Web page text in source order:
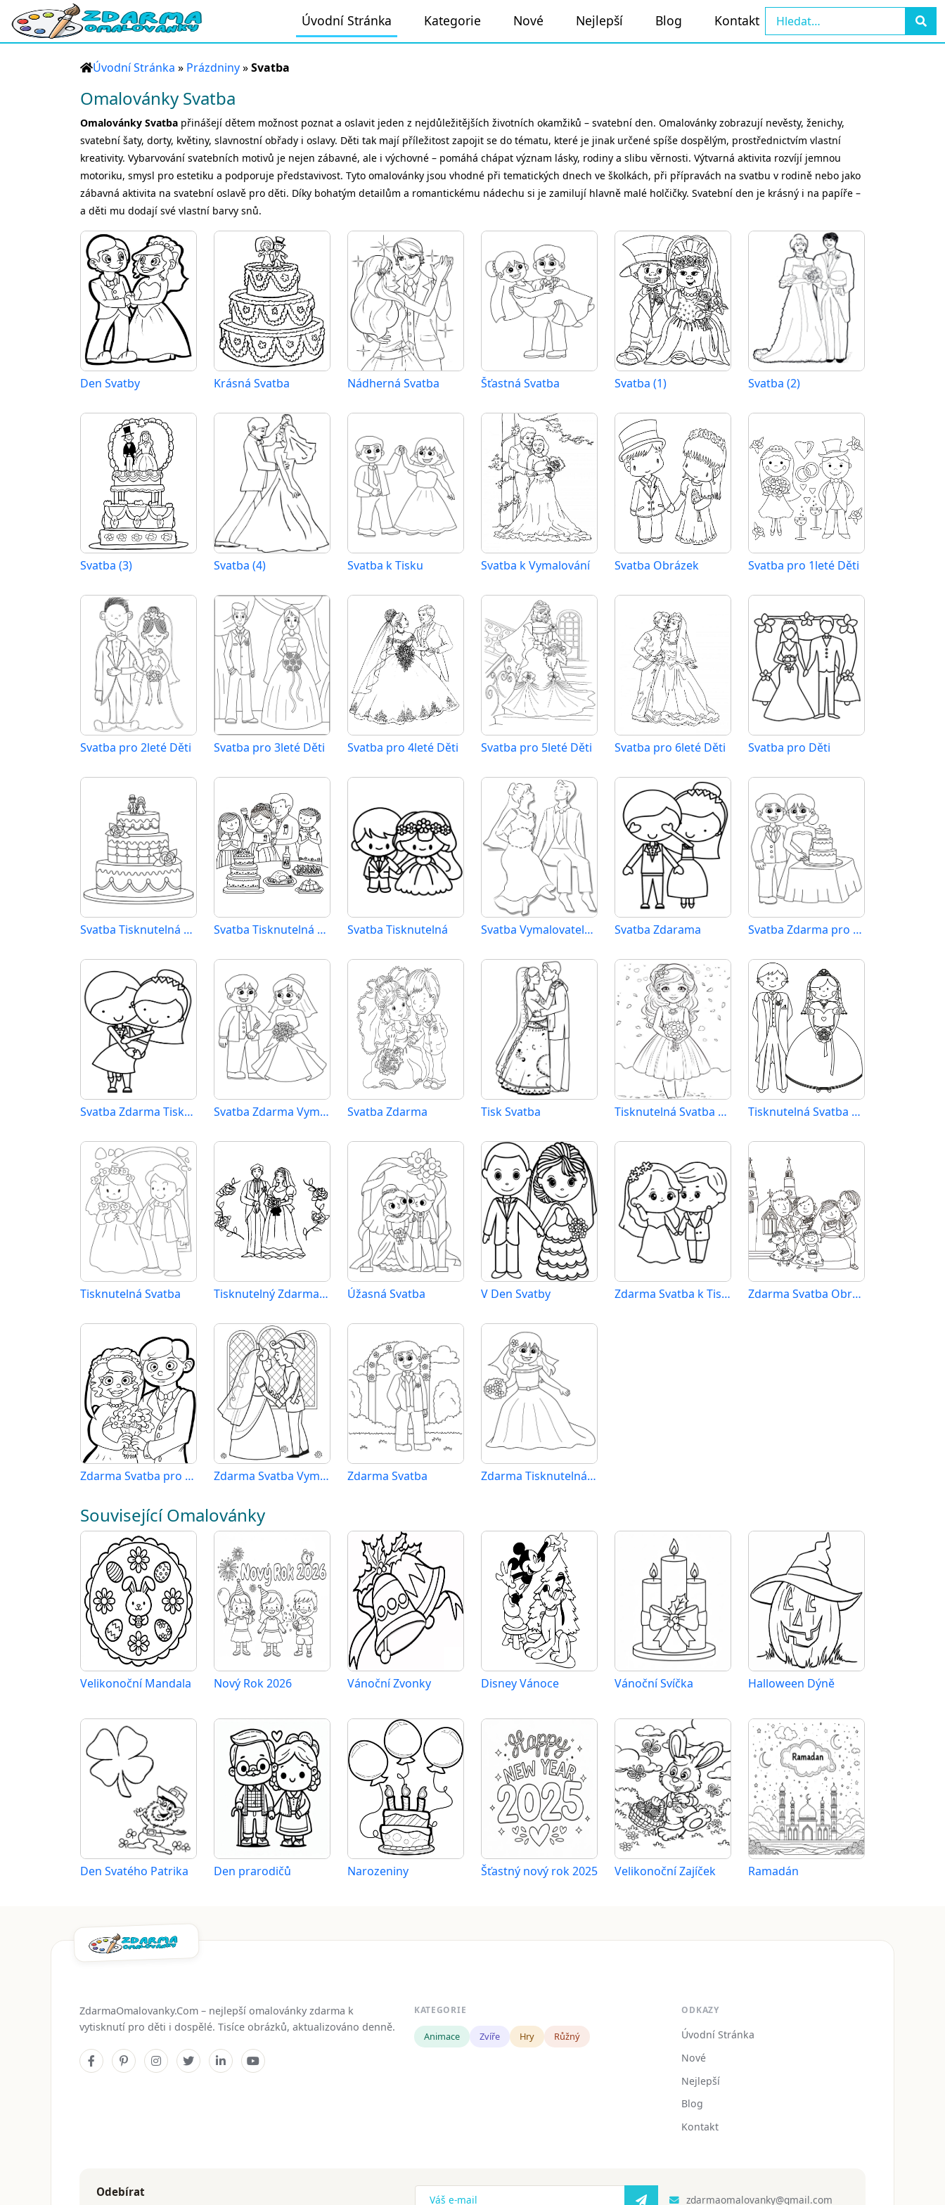
Úvodní Stránka Kategorie Nové Nejlepší Blog Kontakt
Úvodní Stránka » Prázdniny»Svatba
Omalovánky Svatba
Omalovánky Svatba přinášejí dětem možnost poznat a oslavit jeden z nejdůležitějších životních okamžiků – svatební den. Omalovánky zobrazují nevěsty, ženichy,
svatební šaty, dorty, květiny, slavnostní obřady i oslavy. Děti tak mají příležitost zapojit se do tématu, které je jinak určené spíše dospělým, prostřednictvím vlastní
kreativity. Vybarvování svatebních motivů je nejen zábavné, ale i výchovné – pomáhá chápat význam lásky, rodiny a slibu věrnosti. Výtvarná aktivita rozvíjí jemnou
motoriku, smysl pro estetiku a podporuje představivost. Tyto omalovánky jsou vhodné při tematických dnech ve školkách, při přípravách na svatbu v rodině nebo jako
zábavná aktivita na svatební oslavě pro děti. Díky bohatým detailům a romantickému nádechu si je zamilují hlavně malé holčičky. Svatební den je krásný i na papíře –
a děti mu dodají své vlastní barvy snů.
Den Svatby Krásná Svatba Nádherná Svatba Šťastná Svatba Svatba (1) Svatba (2)
Svatba (3) Svatba (4) Svatba k Tisku Svatba k Vymalování Svatba Obrázek Svatba pro 1leté Děti
Svatba pro 2leté Děti Svatba pro 3leté Děti Svatba pro 4leté Děti Svatba pro 5leté Děti Svatba pro 6leté Děti Svatba pro Děti
Svatba Tisknutelná pro Děti Svatba Tisknutelná Zdarma Svatba Tisknutelná Svatba Vymalovatelné pro Děti Svatba Zdarama Svatba Zdarma pro Děti
Svatba Zdarma Tisknutelná Svatba Zdarma Vymalovatelné Obrázek Svatba Zdarma Tisk Svatba Tisknutelná Svatba Obrázek pro Děti Tisknutelná Svatba Obrázek
Tisknutelná Svatba Tisknutelný Zdarma Svatba Úžasná Svatba V Den Svatby Zdarma Svatba k Tisku pro Děti Zdarma Svatba Obrázek
Zdarma Svatba pro Malé Děti Zdarma Svatba Vymalovatelné Zdarma Svatba Zdarma Tisknutelná Svatba
Související Omalovánky
Velikonoční Mandala Nový Rok 2026 Vánoční Zvonky Disney Vánoce Vánoční Svíčka Halloween Dýně
Den Svatého Patrika Den prarodičů Narozeniny Šťastný nový rok 2025 Velikonoční Zajíček Ramadán
ZdarmaOmalovanky.Com – nejlepší omalovánky zdarma k
vytisknutí pro děti i dospělé. Tisíce obrázků, aktualizováno denně.
KATEGORIE
Animace Zvíře Hry Růžný
ODKAZY
Úvodní Stránka
Nové
Nejlepší
Blog
Kontakt
Odebírat
zdarmaomalovanky@gmail.com